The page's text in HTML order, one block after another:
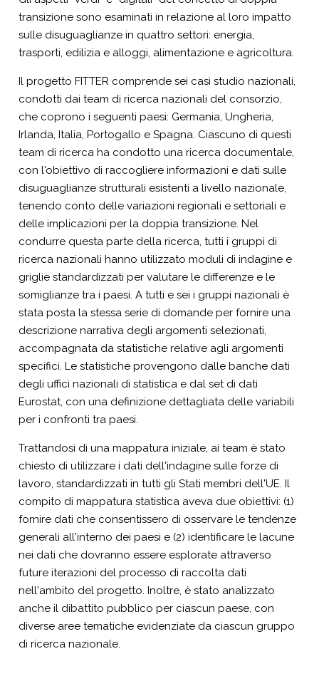
transizione sono esaminati in relazione al loro impatto
sulle disuguaglianze in quattro settori: energia,
trasporti, edilizia e alloggi, alimentazione e agricoltura.
Il progetto FITTER comprende sei casi studio nazionali,
condotti dai team di ricerca nazionali del consorzio,
che coprono i seguenti paesi: Germania, Ungheria,
Irlanda, Italia, Portogallo e Spagna. Ciascuno di questi
team di ricerca ha condotto una ricerca documentale,
con l'obiettivo di raccogliere informazioni e dati sulle
disuguaglianze strutturali esistenti a livello nazionale,
tenendo conto delle variazioni regionali e settoriali e
delle implicazioni per la doppia transizione. Nel
condurre questa parte della ricerca, tutti i gruppi di
ricerca nazionali hanno utilizzato moduli di indagine e
griglie standardizzati per valutare le differenze e le
somiglianze tra i paesi. A tutti e sei i gruppi nazionali è
stata posta la stessa serie di domande per fornire una
descrizione narrativa degli argomenti selezionati,
accompagnata da statistiche relative agli argomenti
specifici. Le statistiche provengono dalle banche dati
degli uffici nazionali di statistica e dal set di dati
Eurostat, con una definizione dettagliata delle variabili
per i confronti tra paesi.
Trattandosi di una mappatura iniziale, ai team è stato
chiesto di utilizzare i dati dell'indagine sulle forze di
lavoro, standardizzati in tutti gli Stati membri dell'UE. Il
compito di mappatura statistica aveva due obiettivi: (1)
fornire dati che consentissero di osservare le tendenze
generali all'interno dei paesi e (2) identificare le lacune
nei dati che dovranno essere esplorate attraverso
future iterazioni del processo di raccolta dati
nell'ambito del progetto. Inoltre, è stato analizzato
anche il dibattito pubblico per ciascun paese, con
diverse aree tematiche evidenziate da ciascun gruppo
di ricerca nazionale.